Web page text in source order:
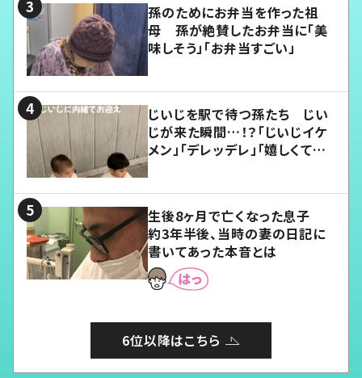
孫のためにお弁当を作った祖
母 孫が絶賛したお弁当に「美
味しそう」「お弁当すごい」
じいじを駅で待つ孫たち じい
じが来た瞬間…！？「じいじイケ
メン」「デレッデレ」「嬉しくて可
生後8ヶ月で亡くなった息子
約3年半後、当時の妻の日記に
書いてあった本音とは
6位以降はこちら